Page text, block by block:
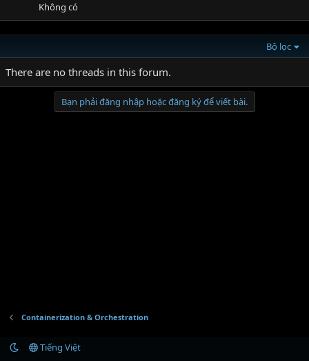
Không có
Bộ lọc
There are no threads in this forum.
Bạn phải đăng nhập hoặc đăng ký để viết bài.
Containerization & Orchestration
Tiếng Việt